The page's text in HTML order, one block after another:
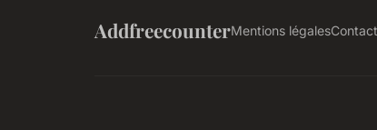
AddfreecounterMentions légalesContact